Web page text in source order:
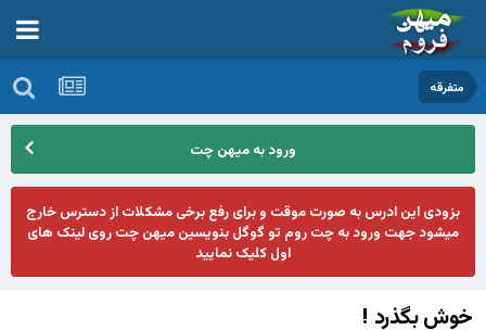
متفرقه
ورود به میهن چت
بزودی این ادرس به صورت موقت و برای رفع برخی مشکلات از دسترس خارج
میشود جهت ورود به چت روم تو گوگل بنویسین میهن چت روی لینک های
اول کلیک نمایید
خوش بگذرد !